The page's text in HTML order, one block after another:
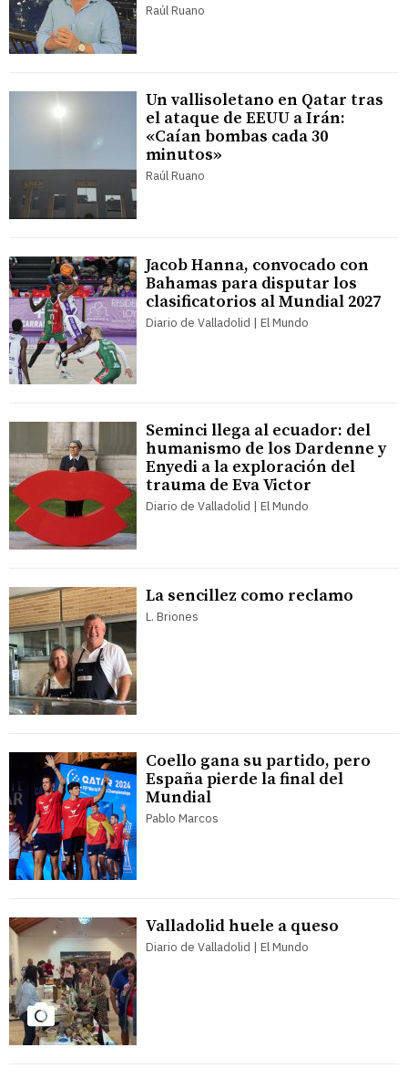
Raúl Ruano
Un vallisoletano en Qatar tras
el ataque de EEUU a Irán:
«Caían bombas cada 30
minutos»
Raúl Ruano
Jacob Hanna, convocado con
Bahamas para disputar los
clasificatorios al Mundial 2027
Diario de Valladolid | El Mundo
Seminci llega al ecuador: del
humanismo de los Dardenne y
Enyedi a la exploración del
trauma de Eva Victor
Diario de Valladolid | El Mundo
La sencillez como reclamo
L. Briones
Coello gana su partido, pero
España pierde la final del
Mundial
Pablo Marcos
Valladolid huele a queso
Diario de Valladolid | El Mundo